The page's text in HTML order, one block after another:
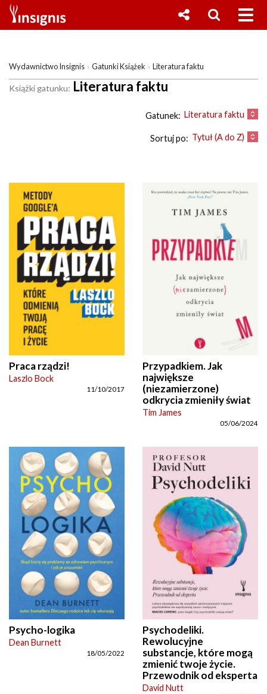
Wydawnictwo Insignis Gatunki Książek Literatura faktu
Książki gatunku: Literatura faktu
Gatunek: Literatura faktu
Sortuj po: Tytuł (A do Z)
Praca rządzi!
Laszlo Bock
11/10/2017
Przypadkiem. Jak
największe
(niezamierzone)
odkrycia zmieniły świat
Tim James
05/06/2024
Psycho-logika
Dean Burnett
18/05/2022
Psychodeliki.
Rewolucyjne
substancje, które mogą
zmienić twoje życie.
Przewodnik od eksperta
David Nutt